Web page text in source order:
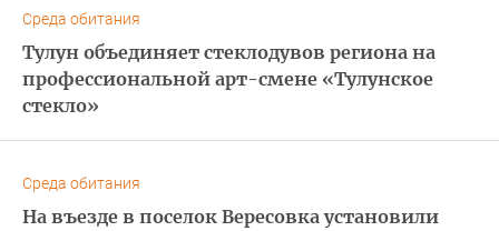
Среда обитания
Тулун объединяет стеклодувов региона на
профессиональной арт-смене «Тулунское
стекло»
Среда обитания
На въезде в поселок Вересовка установили